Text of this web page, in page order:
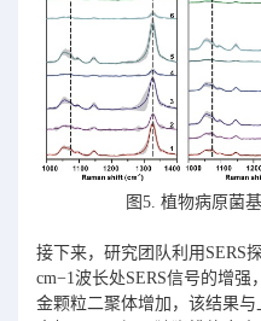
图5. 植物病原菌
接下来，研究团队利用SERS
cm−1波长处SERS信号的增强
金颗粒二聚体增加，该结果